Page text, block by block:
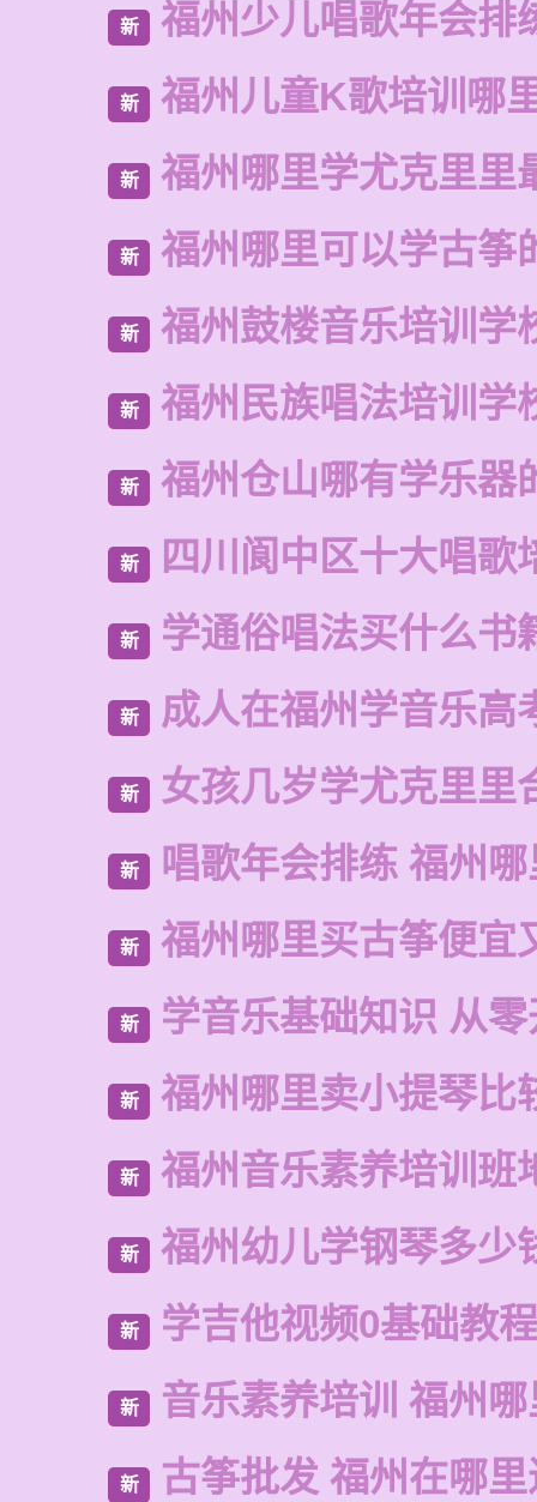
新 福州少儿唱歌年会排
新 福州儿童K歌培训哪
新 福州哪里学尤克里里
新 福州哪里可以学古筝
新 福州鼓楼音乐培训学
新 福州民族唱法培训学
新 福州仓山哪有学乐器
新 四川阆中区十大唱歌
新 学通俗唱法买什么书
新 成人在福州学音乐高
新 女孩几岁学尤克里里
新 唱歌年会排练 福州
新 福州哪里买古筝便宜
新 学音乐基础知识 从
新 福州哪里卖小提琴比
新 福州音乐素养培训班
新 福州幼儿学钢琴多少
新 学吉他视频0基础教程
新 音乐素养培训 福州
新 古筝批发 福州在哪